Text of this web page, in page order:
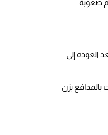
صعوبة
العودة إلى
بالمدافع يزن